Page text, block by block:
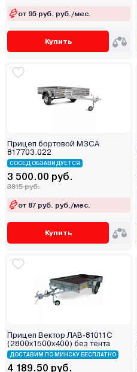
от 95 руб. руб./мес.
Купить
Прицеп бортовой МЗСА
817703.022
СОСЕД ОБЗАВИДУЕТСЯ
3 500.00 руб.
3815 руб.
от 87 руб. руб./мес.
Купить
Прицеп Вектор ЛАВ-81011С
(2800х1500х400) без тента
ДОСТАВИМ ПО МИНСКУ БЕСПЛАТНО
4 189.50 руб.